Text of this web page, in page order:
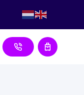
Aanvraag